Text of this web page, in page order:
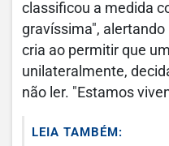
classificou a medida
gravíssima",
cria ao permitir que
unilateralmente,
não ler. "Estamos
LEIA TAMBÉM: